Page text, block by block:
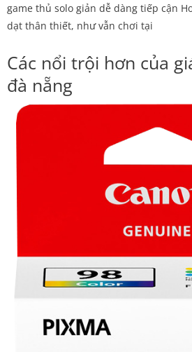
game thủ solo giản dễ dàng tiếp cận
dạt thân thiết, như vẫn chơi tại
Các nổi trội hơn của
đà nẵng